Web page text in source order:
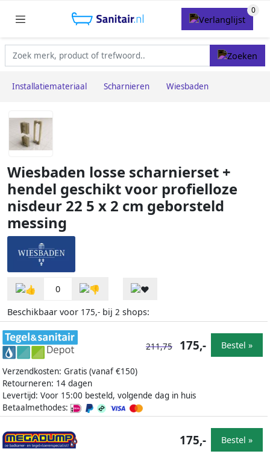
Installatiemateriaal Scharnieren Wiesbaden
Wiesbaden losse scharnierset +
hendel geschikt voor profielloze
nisdeur 22 5 x 2 cm geborsteld
messing
0
Beschikbaar voor 175,- bij 2 shops:
Verzendkosten: Gratis (vanaf €150)
Retourneren: 14 dagen
Levertijd: Voor 15:00 besteld, volgende dag in huis
Betaalmethodes:
211,75 175,- Bestel »
175,- Bestel »